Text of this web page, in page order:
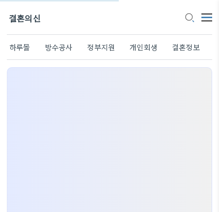
결혼의신
하루몰 방수공사 정부지원 개인회생 결혼정보